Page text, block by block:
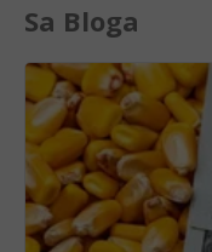
Sa Bloga